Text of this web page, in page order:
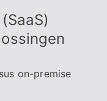
on-premise